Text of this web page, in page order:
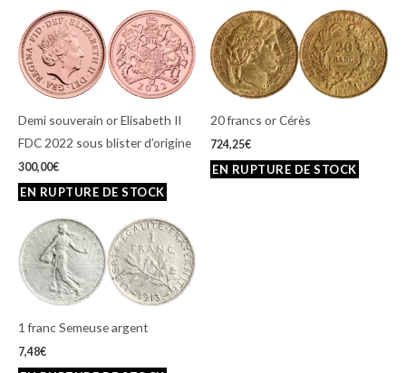
Demi souverain or Elisabeth II
FDC 2022 sous blister d’origine
300,00€
20 francs or Cérès
724,25€
1 franc Semeuse argent
7,48€